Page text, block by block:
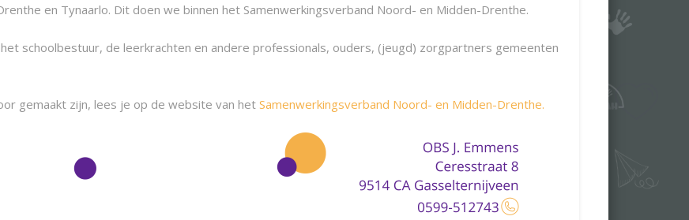
en Tynaarlo. Dit doen we binnen het Samenwerkingsverband Noord- en Midden-Drenthe.
schoolbestuur, de leerkrachten en andere professionals, ouders, (jeugd) zorgpartners gemeenten
gemaakt zijn, lees je op de website van het Samenwerkingsverband Noord- en Midden-Drenthe.